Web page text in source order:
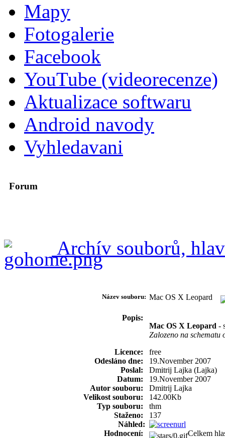
Mapy
Fotogalerie
Facebook
YouTube (videorecenze)
Aktualizace softwaru
Android navody
Vyhledavani
Forum
Archív souborů,
Název souboru: Mac OS X Leopard
Popis:
Mac OS X Leopard -
Zalozeno na
Licence:
free
Odesláno dne:
19.November 2007
Poslal:
Dmitrij Lajka (Lajka)
Datum:
19.November 2007
Autor souboru:
Dmitrij Lajka
Velikost souboru:
142.00Kb
Typ souboru:
thm
Staženo:
137
Náhled:
Hodnocení:
Celkem